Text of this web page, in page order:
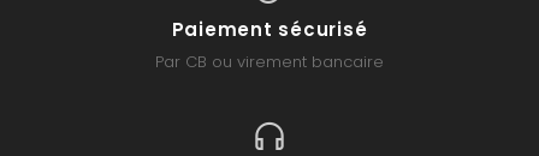
Paiement sécurisé
Par CB ou virement bancaire